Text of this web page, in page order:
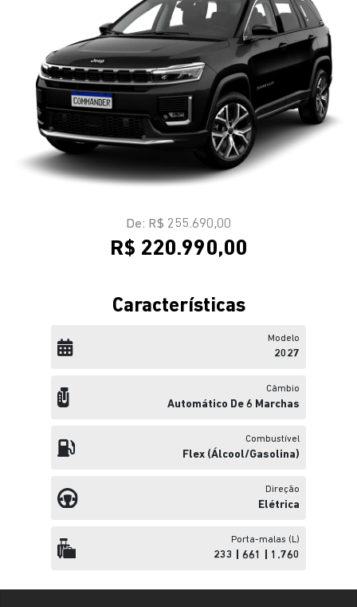
De: R$ 255.690,00
R$ 220.990,00
Características
Modelo
2027
Câmbio
Automático De 6 Marchas
Combustível
Flex (álcool/gasolina)
Direção
Elétrica
Porta-malas (L)
233 | 661 | 1.760